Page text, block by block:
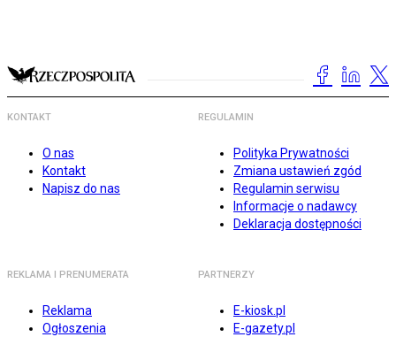
KONTAKT
O nas
Kontakt
Napisz do nas
REGULAMIN
Polityka Prywatności
Zmiana ustawień zgód
Regulamin serwisu
Informacje o nadawcy
Deklaracja dostępności
REKLAMA I PRENUMERATA
Reklama
Ogłoszenia
PARTNERZY
E-kiosk.pl
E-gazety.pl